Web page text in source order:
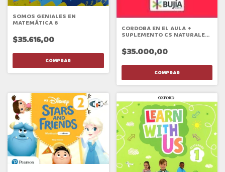
SOMOS GENIALES EN
MATEMÁTICA 6
$35.616,00
CORDOBA EN EL AULA +
SUPLEMENTO CS NATURALES
$35.000,00